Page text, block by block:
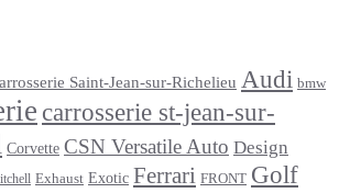
Saint-Jean-sur-Richelieu Audi bmw
carrosserie st-jean-sur-
Corvette CSN Versatile Auto Design
Exhaust Exotic Ferrari FRONT Golf